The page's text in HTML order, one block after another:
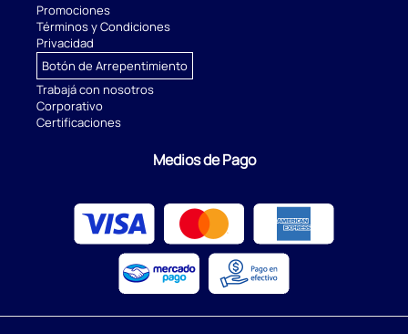
Promociones
Términos y Condiciones
Privacidad
Botón de Arrepentimiento
Trabajá con nosotros
Corporativo
Certificaciones
Medios de Pago